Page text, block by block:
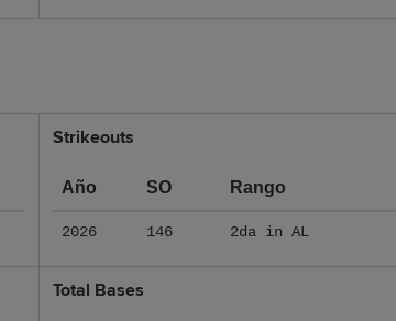
Strikeouts
Año SO Rango
2026 146 2da in AL
Total Bases